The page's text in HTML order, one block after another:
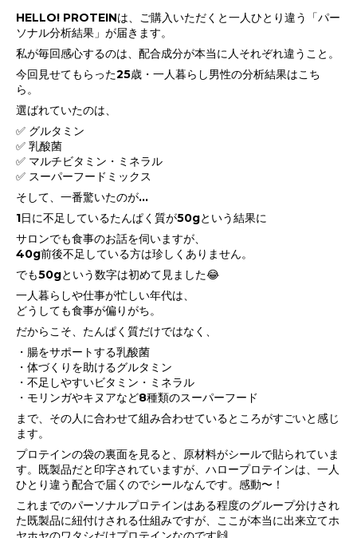
HELLO! PROTEINは、ご購入いただくと一人ひとり違う「パー
ソナル分析結果」が届きます。
私が毎回感心するのは、配合成分が本当に人それぞれ違うこと。
今回見せてもらった25歳・一人暮らし男性の分析結果はこち
ら。
選ばれていたのは、
✅ グルタミン
✅ 乳酸菌
✅ マルチビタミン・ミネラル
✅ スーパーフードミックス
そして、一番驚いたのが…
1日に不足しているたんぱく質が50gという結果に
サロンでも食事のお話を伺いますが、
40g前後不足している方は珍しくありません。
でも50gという数字は初めて見ました😂
一人暮らしや仕事が忙しい年代は、
どうしても食事が偏りがち。
だからこそ、たんぱく質だけではなく、
・腸をサポートする乳酸菌
・体づくりを助けるグルタミン
・不足しやすいビタミン・ミネラル
・モリンガやキヌアなど8種類のスーパーフード
まで、その人に合わせて組み合わせているところがすごいと感じ
ます。
プロテインの袋の裏面を見ると、原材料がシールで貼られていま
す。既製品だと印字されていますが、ハロープロテインは、一人
ひとり違う配合で届くのでシールなんです。感動〜！
これまでのパーソナルプロテインはある程度のグループ分けされ
た既製品に紐付けされる仕組みですが、ここが本当に出来立てホ